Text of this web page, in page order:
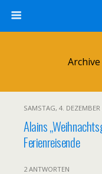
SAMSTAG, 4. DEZEMBER
Alains
Ferienreisende
2 ANTWORTEN